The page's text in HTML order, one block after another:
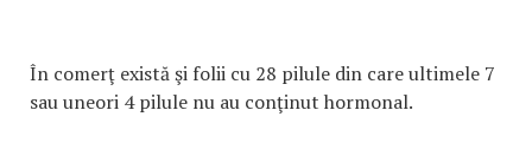
În comerţ există şi folii cu 28 pilule din care ultimele 7
sau uneori 4 pilule nu au conţinut hormonal.